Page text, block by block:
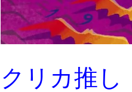
クリカ推し